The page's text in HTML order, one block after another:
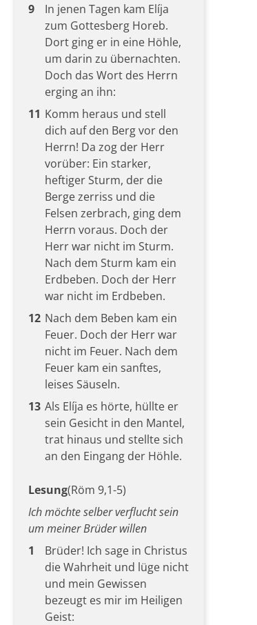
9
In jenen Tagen kam Elíja
zum Gottesberg Horeb.
Dort ging er in eine Höhle,
um darin zu übernachten.
Doch das Wort des Herrn
erging an ihn:
11 Komm heraus und stell
dich auf den Berg vor den
Herrn! Da zog der Herr
vorüber: Ein starker,
heftiger Sturm, der die
Berge zerriss und die
Felsen zerbrach, ging dem
Herrn voraus. Doch der
Herr war nicht im Sturm.
Nach dem Sturm kam ein
Erdbeben. Doch der Herr
war nicht im Erdbeben.
12 Nach dem Beben kam ein
Feuer. Doch der Herr war
nicht im Feuer. Nach dem
Feuer kam ein sanftes,
leises Säuseln.
13 Als Elíja es hörte, hüllte er
sein Gesicht in den Mantel,
trat hinaus und stellte sich
an den Eingang der Höhle.
Lesung(Röm 9,1-5)
Ich möchte selber verflucht sein
um meiner Brüder willen
1
Brüder! Ich sage in Christus
die Wahrheit und lüge nicht
und mein Gewissen
bezeugt es mir im Heiligen
Geist: